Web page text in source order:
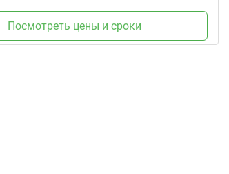
Посмотреть цены и сроки